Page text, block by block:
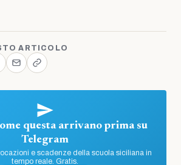
ARTICOLO
questa arrivano prima su
Telegram
e scadenze della scuola siciliana in
tempo reale. Gratis.